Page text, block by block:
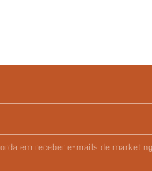
em receber e-mails de